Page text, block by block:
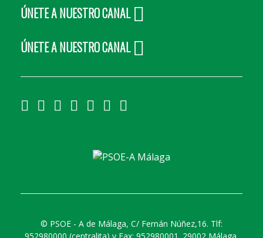
ÚNETE A NUESTRO CANAL
ÚNETE A NUESTRO CANAL
© PSOE - A de Málaga, C/ Fernán Núñez,16. Tlf: